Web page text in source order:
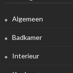
Algemeen
Badkamer
Interieur